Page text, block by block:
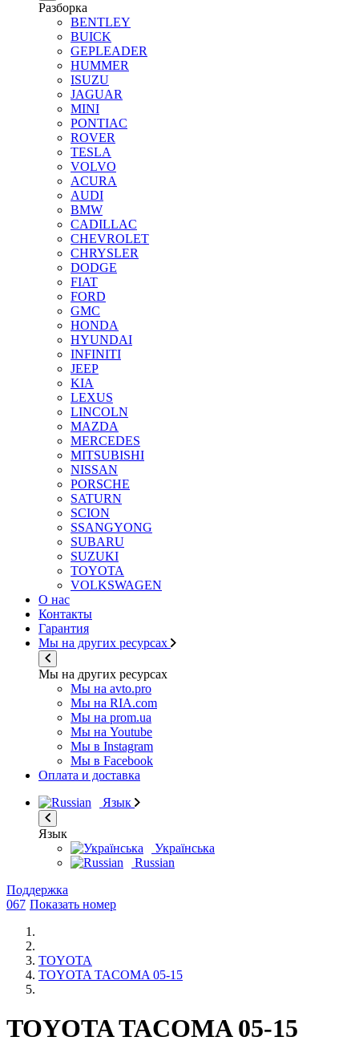
Разборка
BENTLEY
BUICK
GEPLEADER
HUMMER
ISUZU
JAGUAR
MINI
PONTIAC
ROVER
TESLA
VOLVO
ACURA
AUDI
BMW
CADILLAC
CHEVROLET
CHRYSLER
DODGE
FIAT
FORD
GMC
HONDA
HYUNDAI
INFINITI
JEEP
KIA
LEXUS
LINCOLN
MAZDA
MERCEDES
MITSUBISHI
NISSAN
PORSCHE
SATURN
SCION
SSANGYONG
SUBARU
SUZUKI
TOYOTA
VOLKSWAGEN
О нас
Контакты
Гарантия
Мы на других ресурсах
Мы на других ресурсах
Мы на avto.pro
Мы на RIA.com
Мы на prom.ua
Мы на Youtube
Мы в Instagram
Мы в Facebook
Оплата и доставка
Язык
Язык
Українська
Russian
Поддержка
067 Показать номер
TOYOTA
TOYOTA TACOMA 05-15
TOYOTA TACOMA 05-15